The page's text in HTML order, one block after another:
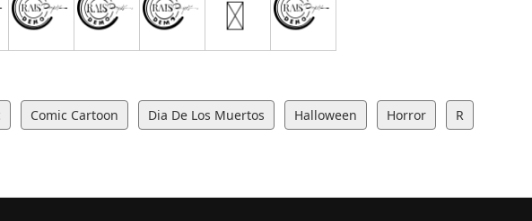
Comic Cartoon Dia De Los Muertos Halloween Horror R